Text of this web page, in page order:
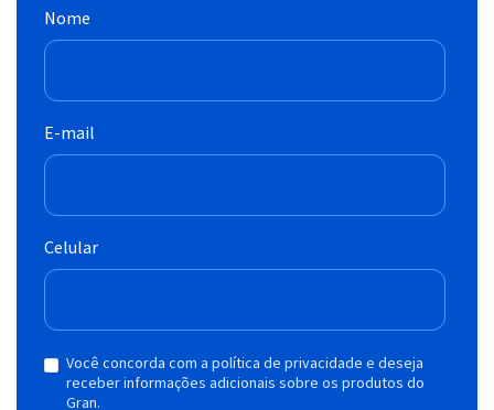
Nome
E-mail
Celular
Você concorda com a política de privacidade e deseja
receber informações adicionais sobre os produtos do
Gran.